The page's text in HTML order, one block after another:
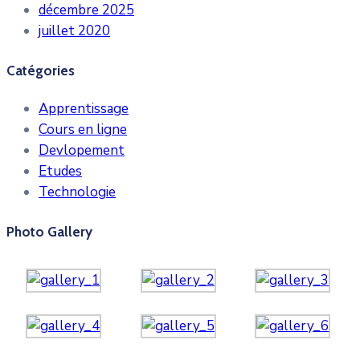
décembre 2025
juillet 2020
Catégories
Apprentissage
Cours en ligne
Devlopement
Etudes
Technologie
Photo Gallery